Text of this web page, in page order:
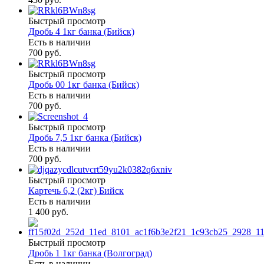
Быстрый просмотр
Дробь 4 1кг банка (Бийск)
Есть в наличии
700 руб.
Быстрый просмотр
Дробь 00 1кг банка (Бийск)
Есть в наличии
700 руб.
Быстрый просмотр
Дробь 7,5 1кг банка (Бийск)
Есть в наличии
700 руб.
Быстрый просмотр
Картечь 6,2 (2кг) Бийск
Есть в наличии
1 400 руб.
Быстрый просмотр
Дробь 1 1кг банка (Волгоград)